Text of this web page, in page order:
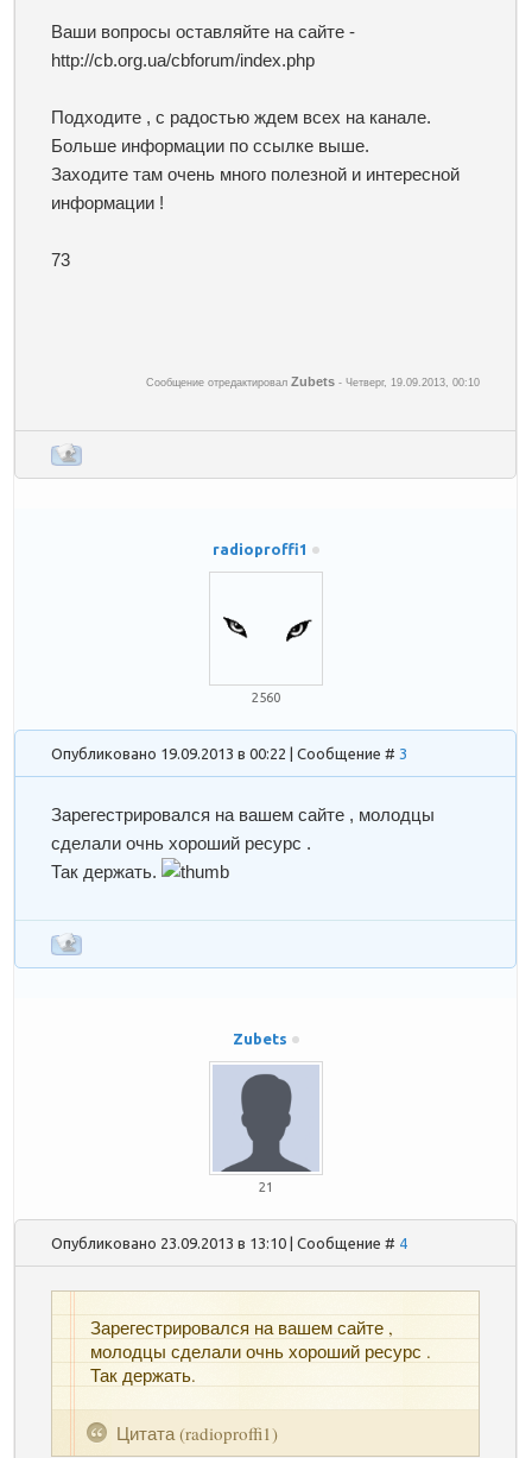
Ваши вопросы оставляйте на сайте -
http://cb.org.ua/cbforum/index.php
Подходите , с радостью ждем всех на канале.
Больше информации по ссылке выше.
Заходите там очень много полезной и интересной
информации !
73
Сообщение отредактировалZubets -Четверг, 19.09.2013, 00:10
radioproffi1
2560
Опубликовано 19.09.2013 в 00:22 | Сообщение # 3
Зарегестрировался на вашем сайте , молодцы
сделали очнь хороший ресурс .
Так держать.
Zubets
21
Опубликовано 23.09.2013 в 13:10 | Сообщение # 4
Цитата(radioproffi1)
Зарегестрировался на вашем сайте ,
молодцы сделали очнь хороший ресурс .
Так держать.